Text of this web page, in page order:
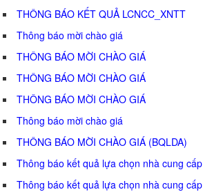
THÔNG BÁO KẾT QUẢ LCNCC_XNTT
Thông báo mời chào giá
THÔNG BÁO MỜI CHÀO GIÁ
THÔNG BÁO MỜI CHÀO GIÁ
THÔNG BÁO MỜI CHÀO GIÁ
Thông báo mời chào giá
THÔNG BÁO MỜI CHÀO GIÁ (BQLDA)
Thông báo kết quả lựa chọn nhà cung cấp
Thông báo kết quả lựa chọn nhà cung cấp